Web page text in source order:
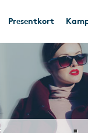
Presentkort